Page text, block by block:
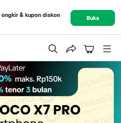
& kupon diskon
Buka